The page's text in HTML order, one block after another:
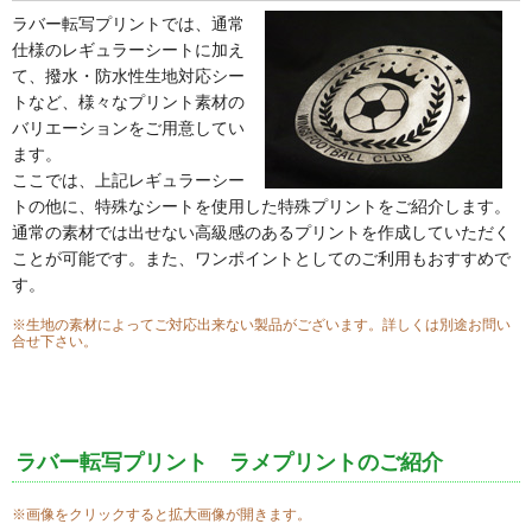
帽子刺繍
プリント加工
ユニフォームカタログ
ご利用ガイド Q.よくある質問
ラバー転写プリントでは、通常
仕様のレギュラーシートに加え
て、撥水・防水性生地対応シー
トなど、様々なプリント素材の
バリエーションをご用意してい
ます。
ここでは、上記レギュラーシー
トの他に、特殊なシートを使用した特殊プリントをご紹介します。
通常の素材では出せない高級感のあるプリントを作成していただく
ことが可能です。また、ワンポイントとしてのご利用もおすすめで
す。
※生地の素材によってご対応出来ない製品がございます。詳しくは別途お問い
合せ下さい。
ラバー転写プリント ラメプリントのご紹介
※画像をクリックすると拡大画像が開きます。